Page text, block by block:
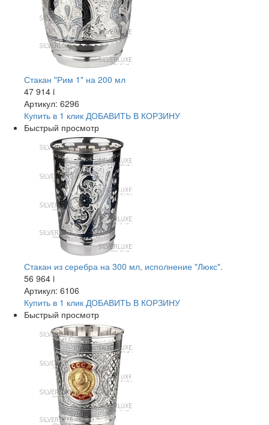
Стакан "Рим 1" на 200 мл
47 914 i
Артикул: 6296
Купить в 1 клик ДОБАВИТЬ В КОРЗИНУ
Быстрый просмотр
Стакан из серебра на 300 мл, исполнение "Люкс".
56 964 i
Артикул: 6106
Купить в 1 клик ДОБАВИТЬ В КОРЗИНУ
Быстрый просмотр